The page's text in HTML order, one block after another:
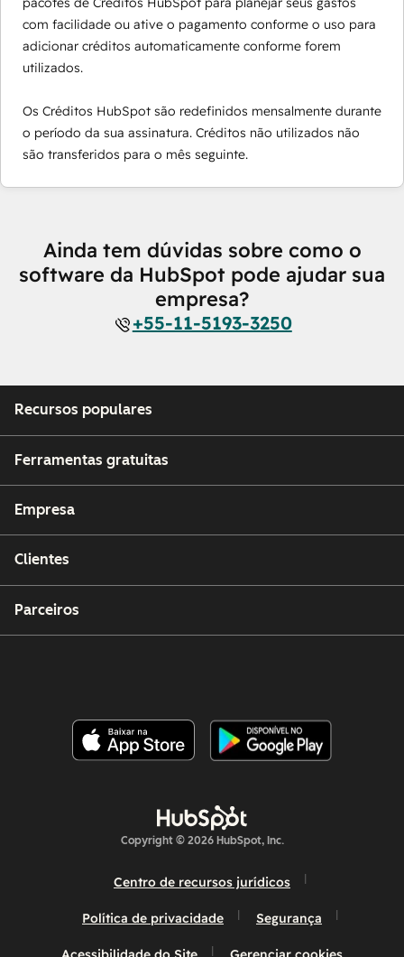
com facilidade ou ative o pagamento conforme o uso para
adicionar créditos automaticamente conforme forem
utilizados.
Os Créditos HubSpot são redefinidos mensalmente durante
o período da sua assinatura. Créditos não utilizados não
são transferidos para o mês seguinte.
Ainda tem dúvidas sobre como o
software da HubSpot pode ajudar sua
empresa?
+55-11-5193-3250
Recursos populares
Ferramentas gratuitas
Empresa
Clientes
Parceiros
Copyright © 2026 HubSpot, Inc.
Centro de recursos jurídicos
Política de privacidade Segurança